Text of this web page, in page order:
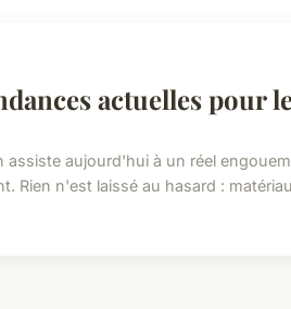
actuelles pour
assiste aujourd'hui à un réel
Rien n'est laissé au hasard :